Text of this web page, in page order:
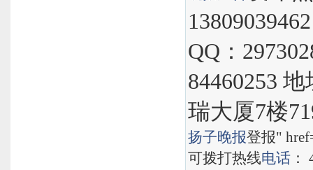
QQ：
84460253
瑞大厦7楼
扬子晚报登报"
可拨打热线电话